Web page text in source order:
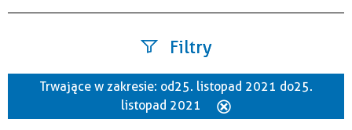
Filtry
Szukana fraza
Trwające w zakresie: od 25. listopad 2021 do 25.
listopad 2021